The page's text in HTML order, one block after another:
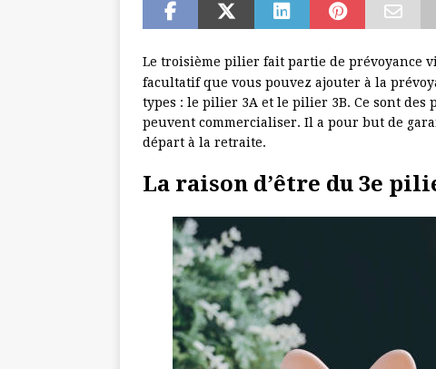
Le troisième pilier fait partie de prévoyance
facultatif que vous pouvez ajouter à la
types : le pilier 3A et le pilier 3B. Ce sont des
peuvent commercialiser. Il a pour but de
départ à la retraite.
La raison d’être du 3e